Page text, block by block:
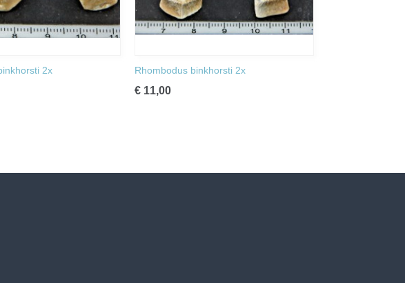
2x Rhombodus binkhorsti 2x
€ 11,00